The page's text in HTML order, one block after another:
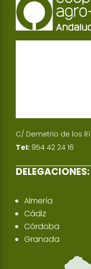
C/ Demetrio de los
Tel: 954 42 24 16
DELEGACIONES:
Almería
Cádiz
Córdoba
Granada